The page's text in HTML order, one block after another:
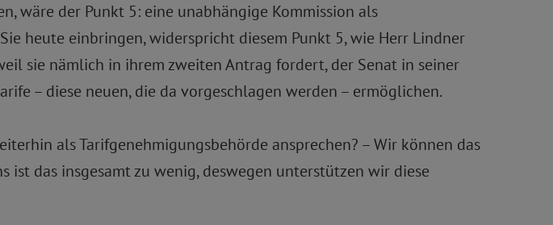
wäre der Punkt 5: eine unabhängige Kommission als
heute einbringen, widerspricht diesem Punkt 5, wie Herr Lindner
sie nämlich in ihrem zweiten Antrag fordert, der Senat in seiner
– diese neuen, die da vorgeschlagen werden – ermöglichen.
als Tarifgenehmigungsbehörde ansprechen? – Wir können das
das insgesamt zu wenig, deswegen unterstützen wir diese